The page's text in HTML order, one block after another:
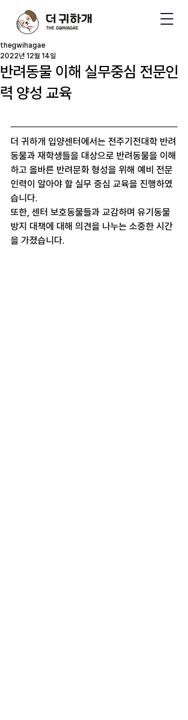
반려동물 이해 실무중심 전문인
력 양성 교육
thegwihagae
2022년 12월 14일
더 귀하개 입양센터에서는 전주기전대학 반려
동물과 재학생들을 대상으로 반려동물을 이해
하고 올바른 반려문화 형성을 위해 예비 전문
인력이 알아야 할 실무 중심 교육을 진행하였
습니다.
또한, 센터 보호동물들과 교감하며 유기동물
방지 대책에 대해 의견을 나누는 소중한 시간
을 가졌습니다.